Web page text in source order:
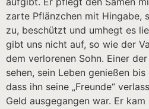
zarte Pflänzchen mit Hingabe,
zu, beschützt und umhegt es
gibt uns nicht auf, so wie der
dem verlorenen Sohn. Einer
sehen, sein Leben genießen
dass ihn seine „Freunde“
Geld ausgegangen war. Er